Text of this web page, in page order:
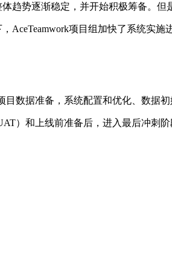
趋势逐渐稳定，并开始积极筹备。但
项目组加快了系统实施
数据准备，系统配置和优化、数据
）和上线前准备后，进入最后冲刺